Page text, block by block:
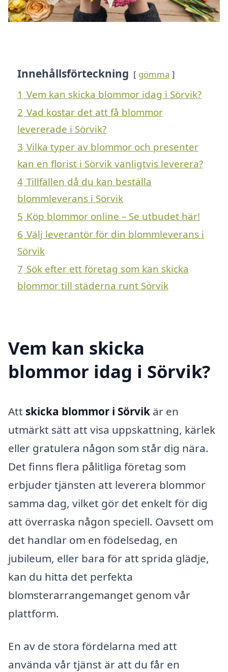
Innehållsförteckning gömma
1 Vem kan skicka blommor idag i Sörvik?
2 Vad kostar det att få blommor
levererade i Sörvik?
3 Vilka typer av blommor och presenter
kan en florist i Sörvik vanligtvis leverera?
4 Tillfällen då du kan beställa
blommleverans i Sörvik
5 Köp blommor online – Se utbudet här!
6 Välj leverantör för din blommleverans i
Sörvik
7 Sök efter ett företag som kan skicka
blommor till städerna runt Sörvik
Vem kan skicka
blommor idag i Sörvik?
Att skicka blommor i Sörvik är en
utmärkt sätt att visa uppskattning, kärlek
eller gratulera någon som står dig nära.
Det finns flera pålitliga företag som
erbjuder tjänsten att leverera blommor
samma dag, vilket gör det enkelt för dig
att överraska någon speciell. Oavsett om
det handlar om en födelsedag, en
jubileum, eller bara för att sprida glädje,
kan du hitta det perfekta
blomsterarrangemanget genom vår
plattform.
En av de stora fördelarna med att
använda vår tjänst är att du får en